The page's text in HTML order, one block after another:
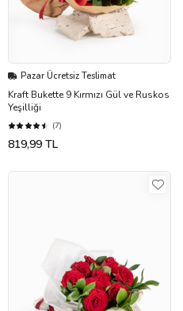
Pazar Ücretsiz Teslimat
Kraft Bukette 9 Kırmızı Gül ve Ruskos
Yeşilliği
(7)
819,99 TL